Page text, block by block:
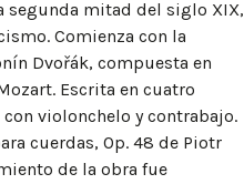
segunda mitad del siglo XIX,
Comienza con la
Dvořák, compuesta en
Escrita en cuatro
violonchelo y contrabajo.
cuerdas, Op. 48 de Piotr
de la obra fue